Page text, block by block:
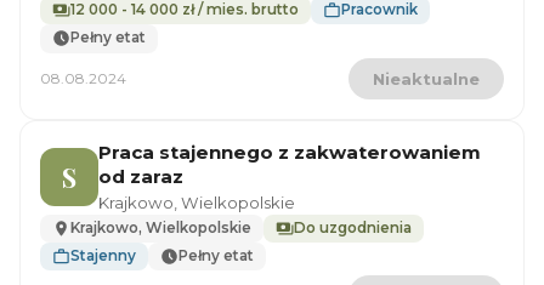
12 000 - 14 000 zł / mies. brutto
Pracownik
Pełny etat
08.08.2024 Nieaktualne
S
Praca stajennego z zakwaterowaniem
od zaraz
Krajkowo, Wielkopolskie
Krajkowo, Wielkopolskie
Do uzgodnienia
Stajenny
Pełny etat